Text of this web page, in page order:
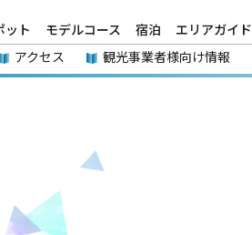
ット モデルコース 宿泊
エリアガイド
アクセス 観光事業者様向け情報